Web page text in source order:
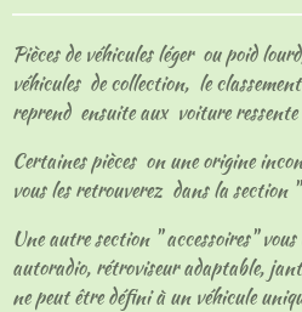
Pièces de véhicules léger ou poid
véhicules de collection, le
reprend ensuite aux voiture
Certaines pièces on une origine
vous les retrouverez dans la section
Une autre section " accessoires"
autoradio, rétroviseur adaptable,
ne peut être défini à un véhicule